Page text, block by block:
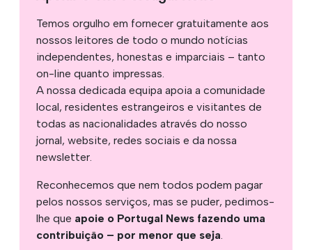
Temos orgulho em fornecer gratuitamente aos
nossos leitores de todo o mundo notícias
independentes, honestas e imparciais – tanto
on-line quanto impressas.
A nossa dedicada equipa apoia a comunidade
local, residentes estrangeiros e visitantes de
todas as nacionalidades através do nosso
jornal, website, redes sociais e da nossa
newsletter.
Reconhecemos que nem todos podem pagar
pelos nossos serviços, mas se puder, pedimos-
lhe que apoie o Portugal News fazendo uma
contribuição – por menor que seja.